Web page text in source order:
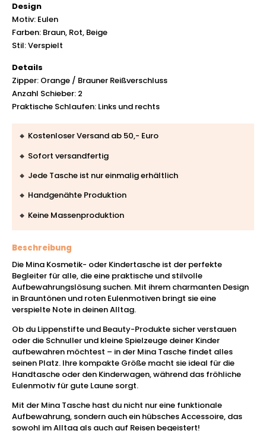
Design
Motiv: Eulen
Farben: Braun, Rot, Beige
Stil: Verspielt
Details
Zipper: Orange / Brauner Reißverschluss
Anzahl Schieber: 2
Praktische Schlaufen: Links und rechts
🔸 Kostenloser Versand ab 50,- Euro
🔸 Sofort versandfertig
🔸 Jede Tasche ist nur einmalig erhältlich
🔸 Handgenähte Produktion
🔸 Keine Massenproduktion
Beschreibung
Die Mina Kosmetik- oder Kindertasche ist der perfekte
Begleiter für alle, die eine praktische und stilvolle
Aufbewahrungslösung suchen. Mit ihrem charmanten Design
in Brauntönen und roten Eulenmotiven bringt sie eine
verspielte Note in deinen Alltag.
Ob du Lippenstifte und Beauty-Produkte sicher verstauen
oder die Schnuller und kleine Spielzeuge deiner Kinder
aufbewahren möchtest – in der Mina Tasche findet alles
seinen Platz. Ihre kompakte Größe macht sie ideal für die
Handtasche oder den Kinderwagen, während das fröhliche
Eulenmotiv für gute Laune sorgt.
Mit der Mina Tasche hast du nicht nur eine funktionale
Aufbewahrung, sondern auch ein hübsches Accessoire, das
sowohl im Alltag als auch auf Reisen begeistert!